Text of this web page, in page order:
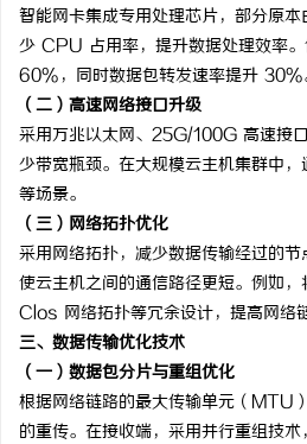
智能网卡集成专用处理芯片，部分原
少 CPU 占用率，提升数据处理效率
60%，同时数据包转发速率提升 30%
（二）高速网络接口升级
采用万兆以太网、25G/100G 高速接
少带宽瓶颈。在大规模云主机集群中
等场景。
（三）网络拓扑优化
采用网络拓扑，减少数据传输经过的
使云主机之间的通信路径更短。例如
Clos 网络拓扑等冗余设计，提高网络
三、数据传输优化技术
（一）数据包分片与重组优化
根据网络链路的最大传输单元（MTU
的重传。在接收端，采用并行重组技
新款手持式激光清洗机：颠覆传统清
利器